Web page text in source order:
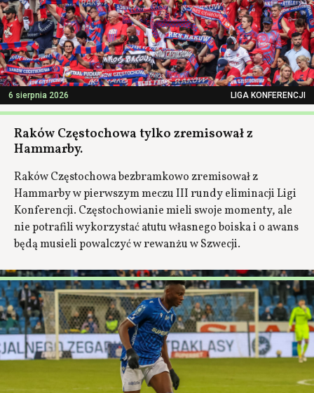
6 sierpnia 2026 LIGA KONFERENCJI
Raków Częstochowa tylko zremisował z
Hammarby.
Raków Częstochowa bezbramkowo zremisował z
Hammarby w pierwszym meczu III rundy eliminacji Ligi
Konferencji. Częstochowianie mieli swoje momenty, ale
nie potrafili wykorzystać atutu własnego boiska i o awans
będą musieli powalczyć w rewanżu w Szwecji.